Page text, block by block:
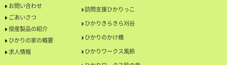
お問い合わせ
ごあいさつ
授産製品の紹介
ひかりの家の概要
求人情報
訪問支援ひかりっこ
ひかりきらきら刈谷
ひかりのかけ橋
ひかりワークス風鈴